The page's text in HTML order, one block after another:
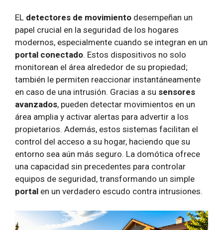
EL detectores de movimiento desempeñan un
papel crucial en la seguridad de los hogares
modernos, especialmente cuando se integran en un
portal conectado. Estos dispositivos no solo
monitorean el área alrededor de su propiedad;
también le permiten reaccionar instantáneamente
en caso de una intrusión. Gracias a su sensores
avanzados, pueden detectar movimientos en un
área amplia y activar alertas para advertir a los
propietarios. Además, estos sistemas facilitan el
control del acceso a su hogar, haciendo que su
entorno sea aún más seguro. La domótica ofrece
una capacidad sin precedentes para controlar
equipos de seguridad, transformando un simple
portal en un verdadero escudo contra intrusiones.